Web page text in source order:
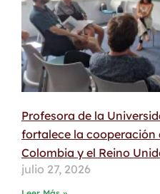
Profesora de la
fortalece la cooperación
Colombia y el Reino
julio 27, 2026